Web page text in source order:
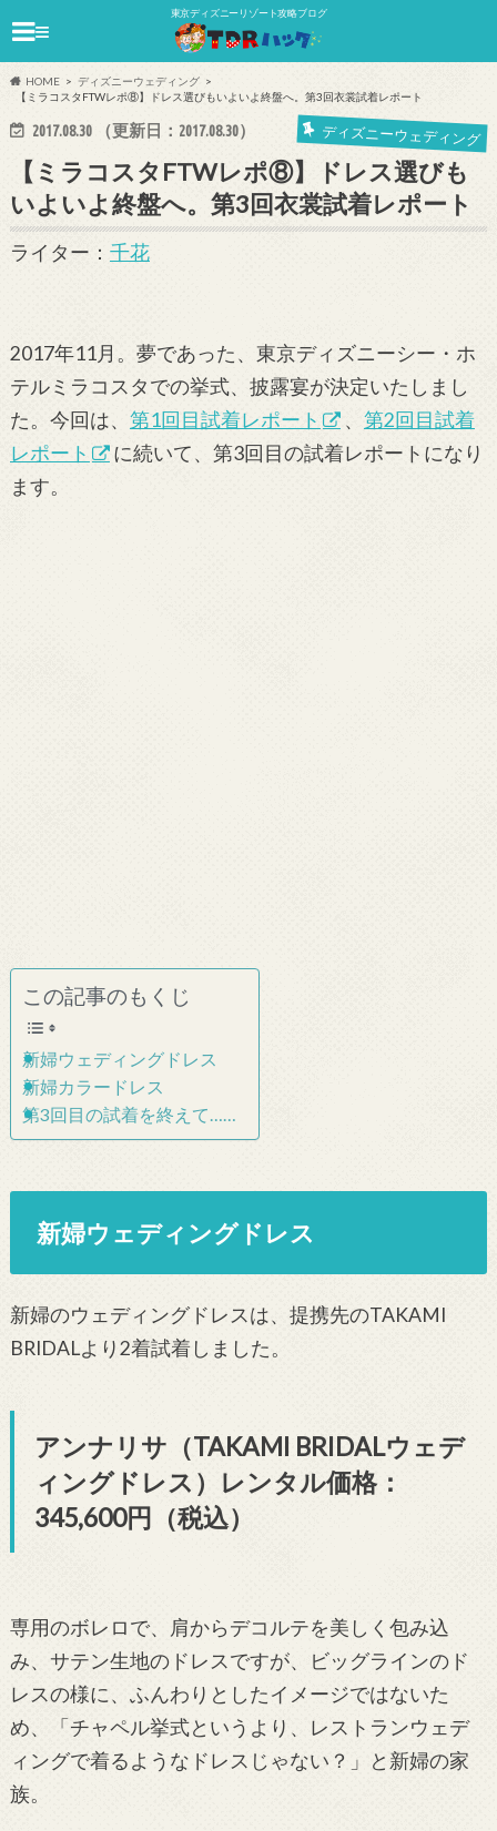
東京ディズニーリゾート攻略ブログ
≡
HOME
ディズニーウェディング
【ミラコスタFTWレポ⑧】ドレス選びもいよいよ終盤へ。第3回衣裳試着レポート
2017.08.30（更新日： 2017.08.30） ディズニーウェディング
【ミラコスタFTWレポ⑧】ドレス選びも
いよいよ終盤へ。第3回衣裳試着レポート
ライター： 千花
2017年11月。夢であった、東京ディズニーシー・ホ
テルミラコスタでの挙式、披露宴が決定いたしまし
た。今回は、 第1回目試着レポート 、 第2回目試着
レポート
に続いて、第3回目の試着レポートになり
ます。
この記事のもくじ
新婦ウェディングドレス
新婦カラードレス
第3回目の試着を終えて……
新婦ウェディングドレス
新婦のウェディングドレスは、提携先のTAKAMI
BRIDALより2着試着しました。
アンナリサ（TAKAMI BRIDALウェデ
ィングドレス）レンタル価格：
345,600円（税込）
専用のボレロで、肩からデコルテを美しく包み込
み、サテン生地のドレスですが、ビッグラインのド
レスの様に、ふんわりとしたイメージではないた
め、「チャペル挙式というより、レストランウェデ
ィングで着るようなドレスじゃない？」と新婦の家
族。